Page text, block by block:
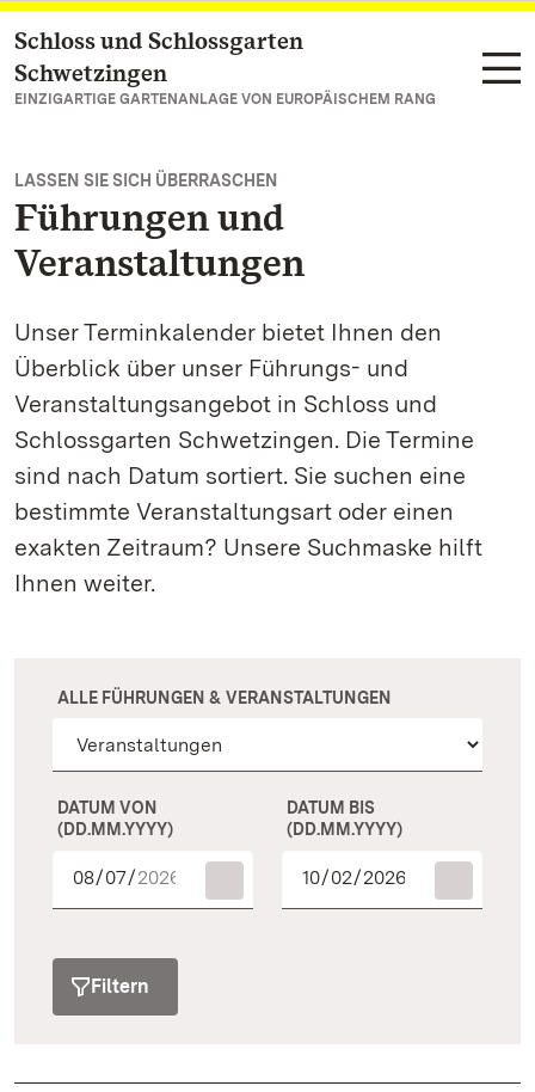
Zum Hauptinhalt springen
Schloss und Schlossgarten
Schwetzingen
EINZIGARTIGE GARTENANLAGE VON EUROPÄISCHEM RANG
LASSEN SIE SICH ÜBERRASCHEN
Führungen und
Veranstaltungen
Unser Terminkalender bietet Ihnen den
Überblick über unser Führungs- und
Veranstaltungsangebot in Schloss und
Schlossgarten Schwetzingen. Die Termine
sind nach Datum sortiert. Sie suchen eine
bestimmte Veranstaltungsart oder einen
exakten Zeitraum? Unsere Suchmaske hilft
Ihnen weiter.
ALLE FÜHRUNGEN & VERANSTALTUNGEN
DATUM VON
(DD.MM.YYYY)
DATUM BIS
(DD.MM.YYYY)
Filtern